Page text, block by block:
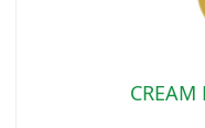
CREAM